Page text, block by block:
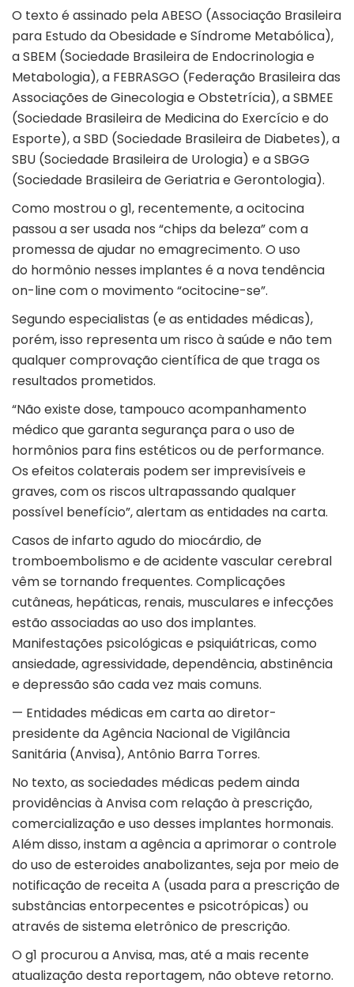
O texto é assinado pela ABESO (Associação Brasileira
para Estudo da Obesidade e Síndrome Metabólica),
a SBEM (Sociedade Brasileira de Endocrinologia e
Metabologia), a FEBRASGO (Federação Brasileira das
Associações de Ginecologia e Obstetrícia), a SBMEE
(Sociedade Brasileira de Medicina do Exercício e do
Esporte), a SBD (Sociedade Brasileira de Diabetes), a
SBU (Sociedade Brasileira de Urologia) e a SBGG
(Sociedade Brasileira de Geriatria e Gerontologia).
Como mostrou o g1, recentemente,a ocitocina
passou a ser usada nos “chips da beleza” com a
promessa de ajudar no emagrecimento. O uso
do hormônio nesses implantes é a nova tendência
on-line com o movimento “ocitocine-se”.
Segundo especialistas (e as entidades médicas),
porém, isso representa um risco à saúde e não tem
qualquer comprovação científica de que traga os
resultados prometidos.
“Não existe dose, tampouco acompanhamento
médico que garanta segurança para o uso de
hormônios para fins estéticos ou de performance.
Os efeitos colaterais podem ser imprevisíveis e
graves, com os riscos ultrapassando qualquer
possível benefício”, alertam as entidades na carta.
Casos de infarto agudo do miocárdio, de
tromboembolismo e de acidente vascular cerebral
vêm se tornando frequentes. Complicações
cutâneas, hepáticas, renais, musculares e infecções
estão associadas ao uso dos implantes.
Manifestações psicológicas e psiquiátricas, como
ansiedade, agressividade, dependência, abstinência
e depressão são cada vez mais comuns.
— Entidades médicas em carta ao diretor-
presidente da Agência Nacional de Vigilância
Sanitária (Anvisa), Antônio Barra Torres.
No texto, as sociedades médicas pedem ainda
providências à Anvisa com relação à prescrição,
comercialização e uso desses implantes hormonais.
Além disso, instam a agência a aprimorar o controle
do uso de esteroides anabolizantes, seja por meio de
notificação de receita A (usada para a prescrição de
substâncias entorpecentes e psicotrópicas) ou
através de sistema eletrônico de prescrição.
O g1 procurou a Anvisa, mas, até a mais recente
atualização desta reportagem, não obteve retorno.